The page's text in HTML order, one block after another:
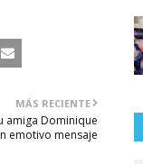
MÁS RECIENTE
amiga Dominique
emotivo mensaje